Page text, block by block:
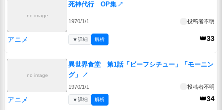
no image
死神代行 OP集 ↗
1970/1/1 投稿者不明
アニメ 👑33
▼詳細 解析
no image
異世界食堂 第1話「ビーフシチュー」「モーニン
グ」
↗
1970/1/1 投稿者不明
アニメ 👑34
▼詳細 解析